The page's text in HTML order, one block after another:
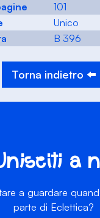
101
Unico
B 396
Torna indietro ⬅️
a
a guardare
parte di Eclettica?